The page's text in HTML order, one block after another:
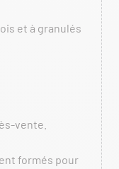
et à granulés
vente.
formés pour